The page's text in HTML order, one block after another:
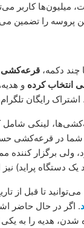
کاربر
پروسه را تضمین
چند دکمه، قرعه‌کشی
انتخاب کرده و
رایگان تلگرام
لینکی شامل
شما در قرعه‌کشی
ولی برگزار
دستگاه پراید)
تا قبل از
. اگر در حال حاضر
هدیه را به یکی